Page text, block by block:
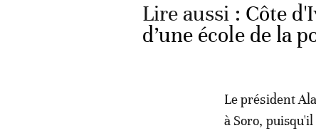
Lire aussi : Côte
d’une école de la
Le président
à Soro,